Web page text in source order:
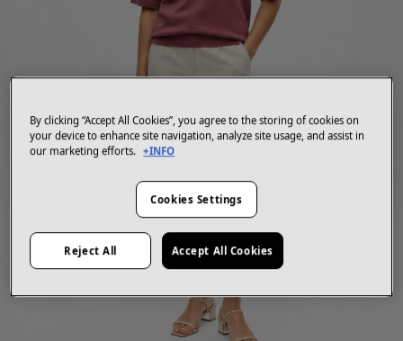
By clicking “Accept All Cookies”, you agree to the storing of cookies on
your device to enhance site navigation, analyze site usage, and assist in
our marketing efforts. +INFO
Cookies Settings
Reject All Accept All Cookies